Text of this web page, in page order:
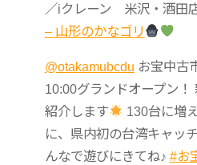
／iクレーン 米沢・酒田
– 山形のかなゴリ
@otakamubcdu お宝中古
10:00グランドオープン！
紹介します
130台に増
に、県内初の台湾キャッ
んなで遊びにきてね♪ #お